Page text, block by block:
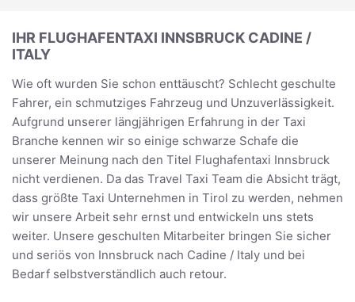
IHR FLUGHAFENTAXI INNSBRUCK CADINE /
ITALY
Wie oft wurden Sie schon enttäuscht? Schlecht geschulte
Fahrer, ein schmutziges Fahrzeug und Unzuverlässigkeit.
Aufgrund unserer längjährigen Erfahrung in der Taxi
Branche kennen wir so einige schwarze Schafe die
unserer Meinung nach den Titel Flughafentaxi Innsbruck
nicht verdienen. Da das Travel Taxi Team die Absicht trägt,
dass größte Taxi Unternehmen in Tirol zu werden, nehmen
wir unsere Arbeit sehr ernst und entwickeln uns stets
weiter. Unsere geschulten Mitarbeiter bringen Sie sicher
und seriös von Innsbruck nach Cadine / Italy und bei
Bedarf selbstverständlich auch retour.